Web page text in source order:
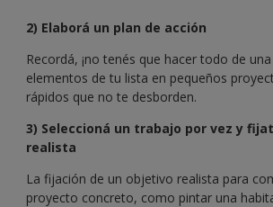
2) Elaborá un plan de acción
Recordá, ¡no tenés que hacer todo de
elementos de tu lista en pequeños
rápidos que no te desborden.
3) Seleccioná un trabajo por vez y
realista
La fijación de un objetivo realista para
proyecto concreto, como pintar una